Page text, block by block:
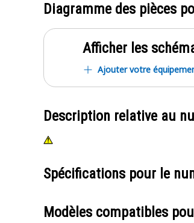
Diagramme des pièces
Afficher les
Ajouter votre
Description relative au
Spécifications pour le
Modèles compatibles